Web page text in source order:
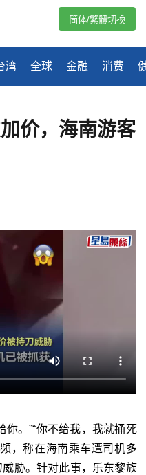
湾 全球 金融 消费
简体/繁體切換
价，海南游客
你。”“你不给我，我就捅死
，称在海南乘车遭司机多
胁。针对此事，乐东黎族